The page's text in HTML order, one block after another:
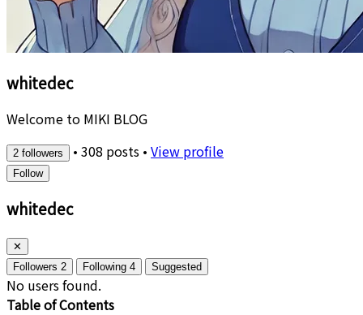
whitedec
Welcome to MIKI BLOG
2 followers • 308 posts • View profile
Follow
whitedec
✕
Followers 2 Following 4 Suggested
No users found.
Table of Contents